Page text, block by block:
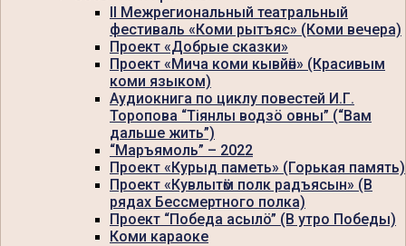
II Межрегиональный театральный
фестиваль «Коми рытъяс» (Коми вечера)
Проект «Добрые сказки»
Проект «Мича коми кывйӧн» (Красивым
коми языком)
Аудиокнига по циклу повестей И.Г.
Торопова “Тiянлы водзö овны” (“Вам
дальше жить”)
“Маръямоль” – 2022
Проект «Курыд паметь» (Горькая память)
Проект «Кувлытӧм полк радъясын» (В
рядах Бессмертного полка)
Проект “Победа асылö” (В утро Победы)
Коми караоке